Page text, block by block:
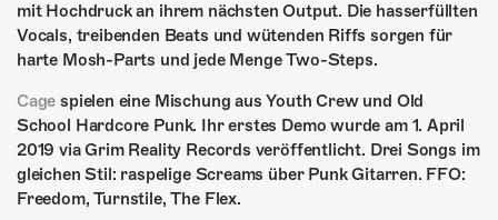
mit Hochdruck an ihrem nächsten Output. Die hasserfüllten
Vocals, treibenden Beats und wütenden Riffs sorgen für
harte Mosh-Parts und jede Menge Two-Steps.
Cage spielen eine Mischung aus Youth Crew und Old
School Hardcore Punk. Ihr erstes Demo wurde am 1. April
2019 via Grim Reality Records veröffentlicht. Drei Songs im
gleichen Stil: raspelige Screams über Punk Gitarren. FFO:
Freedom, Turnstile, The Flex.